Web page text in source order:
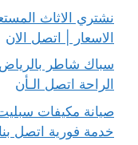
الاسعار | اتصل الان
الراحة اتصل الـأن
خدمة فورية اتصل